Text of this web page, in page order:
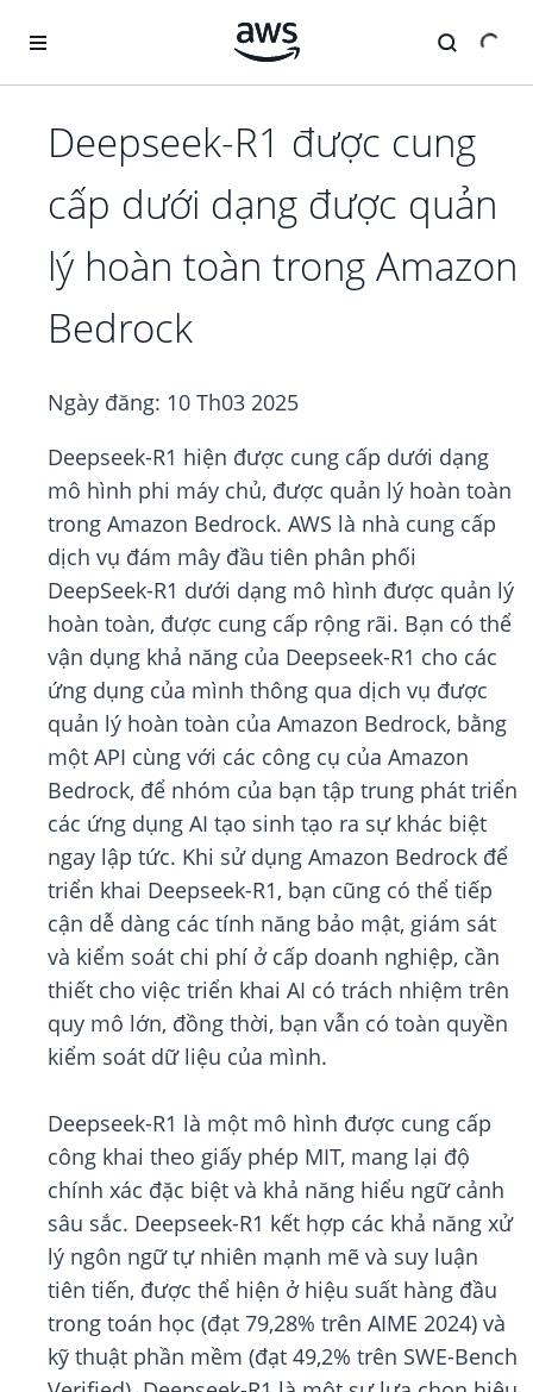
Deepseek-R1 được cung
cấp dưới dạng được quản
lý hoàn toàn trong Amazon
Bedrock
Ngày đăng: 10 Th03 2025
Deepseek-R1 hiện được cung cấp dưới dạng
mô hình phi máy chủ, được quản lý hoàn toàn
trong Amazon Bedrock. AWS là nhà cung cấp
dịch vụ đám mây đầu tiên phân phối
DeepSeek-R1 dưới dạng mô hình được quản lý
hoàn toàn, được cung cấp rộng rãi. Bạn có thể
vận dụng khả năng của Deepseek-R1 cho các
ứng dụng của mình thông qua dịch vụ được
quản lý hoàn toàn của Amazon Bedrock, bằng
một API cùng với các công cụ của Amazon
Bedrock, để nhóm của bạn tập trung phát triển
các ứng dụng AI tạo sinh tạo ra sự khác biệt
ngay lập tức. Khi sử dụng Amazon Bedrock để
triển khai Deepseek-R1, bạn cũng có thể tiếp
cận dễ dàng các tính năng bảo mật, giám sát
và kiểm soát chi phí ở cấp doanh nghiệp, cần
thiết cho việc triển khai AI có trách nhiệm trên
quy mô lớn, đồng thời, bạn vẫn có toàn quyền
kiểm soát dữ liệu của mình.
Deepseek-R1 là một mô hình được cung cấp
công khai theo giấy phép MIT, mang lại độ
chính xác đặc biệt và khả năng hiểu ngữ cảnh
sâu sắc. Deepseek-R1 kết hợp các khả năng xử
lý ngôn ngữ tự nhiên mạnh mẽ và suy luận
tiên tiến, được thể hiện ở hiệu suất hàng đầu
trong toán học (đạt 79,28% trên AIME 2024) và
kỹ thuật phần mềm (đạt 49,2% trên SWE-Bench